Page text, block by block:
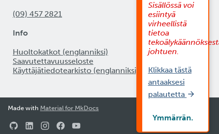
(09) 457 2821
Info
Huoltokatkot (englanniksi)
Saavutettavuusseloste
Käyttäjätiedotearkisto (englanniksi)
Made with Material for MkDocs
Sisällössä voi
esiintyä
virheellistä
tietoa
johtuen.
Klikkaa tästä
antaaksesi
palautetta
Ymmärrän.